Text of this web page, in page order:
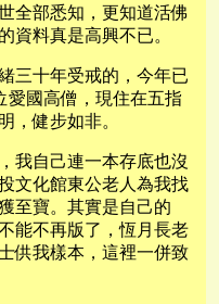
全部悉知，更知道活佛
資料真是高興不已。
三十年受戒的，今年已
愛國高僧，現住在五指
，健步如非。
我自己連一本存底也沒
文化館東公老人為我找
至寶。其實是自己的
能不再版了，恆月長老
供我樣本，這裡一併致